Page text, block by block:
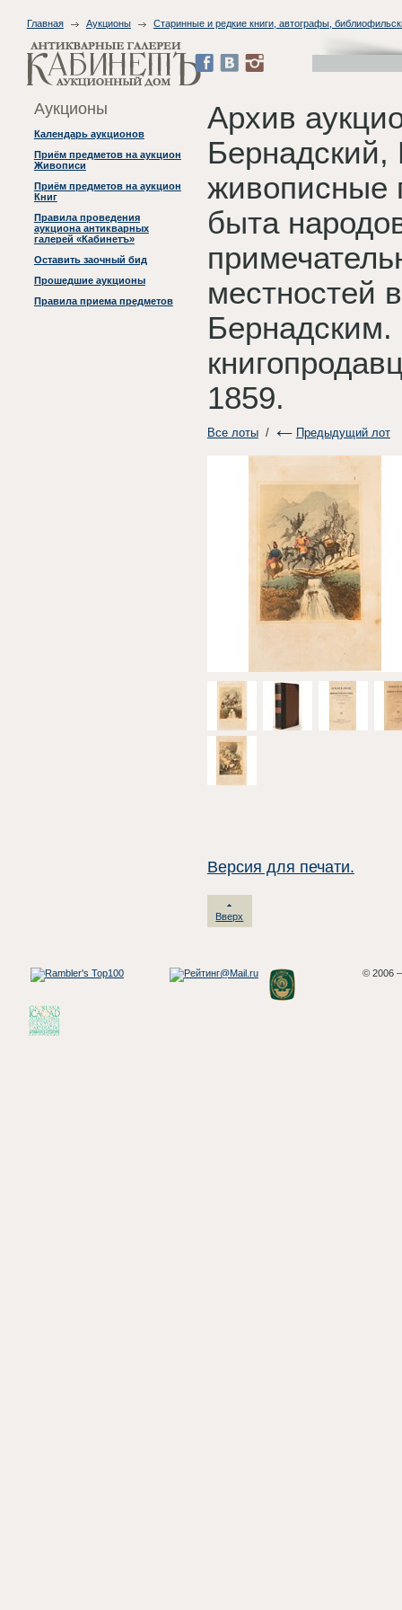
Главная Аукционы Старинные и редкие книги, автографы,
Аукционы
Календарь аукционов
Приём предметов на аукцион
Живописи
Приём предметов на аукцион
Книг
Правила проведения
аукциона антикварных
галерей «Кабинетъ»
Оставить заочный бид
Прошедшие аукционы
Правила приема предметов
Архив
живописные
быта
местностей
1859.
Все лоты/ Предыдущий лот
Версия для печати.
Вверх
© 2006